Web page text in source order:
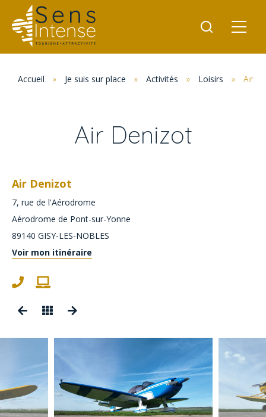
Accueil » Je suis sur place » Activités » Loisirs » Air
Air Denizot
Air Denizot
7, rue de l'Aérodrome
Aérodrome de Pont-sur-Yonne
89140 GISY-LES-NOBLES
Voir mon itinéraire